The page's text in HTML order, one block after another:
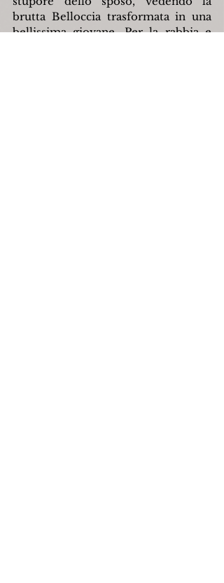
brutta Belloccia trasformata in una
bellissima giovane. Per la rabbia e